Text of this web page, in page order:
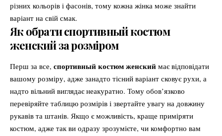
різних кольорів і фасонів, тому кожна жінка може знайти
варіант на свій смак.
Як обрати спортивный костюм
женский за розміром
Перш за все, спортивный костюм женский має відповідати
вашому розміру, адже занадто тісний варіант сковує рухи, а
надто вільний виглядає неакуратно. Тому обов’язково
перевіряйте таблицю розмірів і звертайте увагу на довжину
рукавів та штанів. Якщо є можливість, краще приміряти
костюм, адже так ви одразу зрозумієте, чи комфортно вам